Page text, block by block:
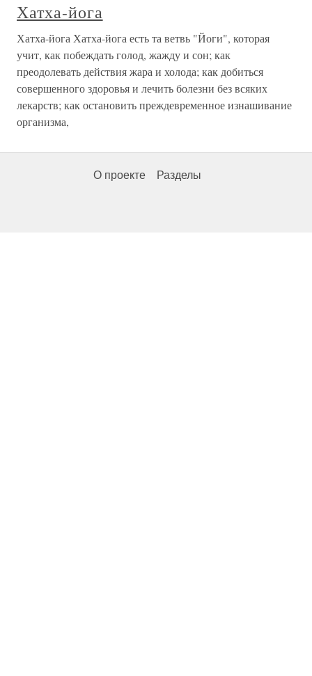
Хатха-йога
Хатха-йога Хатха-йога есть та ветвь "Йоги", которая
учит, как побеждать голод, жажду и сон; как
преодолевать действия жара и холода; как добиться
совершенного здоровья и лечить болезни без всяких
лекарств; как остановить преждевременное изнашивание
организма,
О проекте Разделы